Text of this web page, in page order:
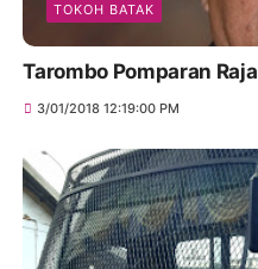
TOKOH BATAK
Tarombo Pomparan
3/01/2018 12:19:00 PM